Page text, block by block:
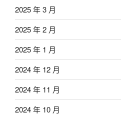
2025 年 3 月
2025 年 2 月
2025 年 1 月
2024 年 12 月
2024 年 11 月
2024 年 10 月